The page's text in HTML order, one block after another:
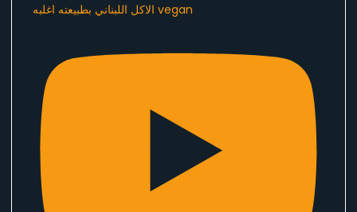
الاكل اللبناني بطبيعته اغلبه vegan